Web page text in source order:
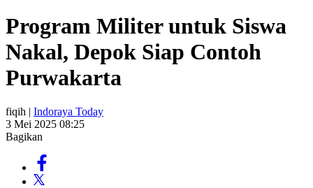
Program Militer untuk Siswa
Nakal, Depok Siap Contoh
Purwakarta
fiqih | Indoraya Today
3 Mei 2025 08:25
Bagikan